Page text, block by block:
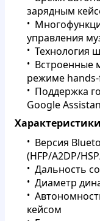
зарядным
управления
Технология
Встроенные
режиме
Поддержка
Google
Версия
(HFP/A2DP/
Дальность
Диаметр
кейсом